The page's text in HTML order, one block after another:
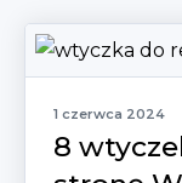
1 czerwca 2024
8